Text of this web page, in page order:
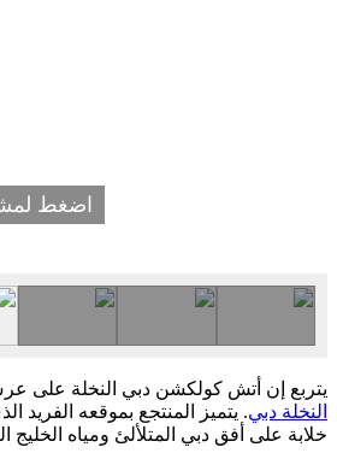
اضغط
يتربع إن أتش كولكشن دبي النخلة على
النخلة دبي. يتميز المنتجع بموقعه الفريد
خلابة على أفق دبي المتلألئ ومياه الخليج